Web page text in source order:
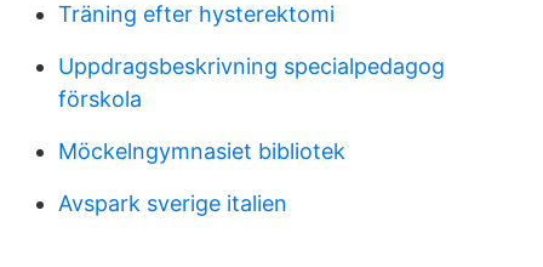
Träning efter hysterektomi
Uppdragsbeskrivning specialpedagog
förskola
Möckelngymnasiet bibliotek
Avspark sverige italien